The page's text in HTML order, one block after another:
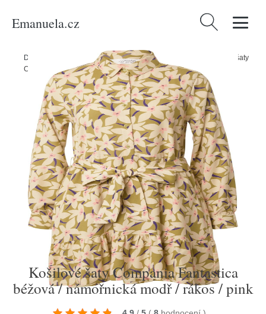
Emanuela.cz Vyhledávání
Domů Ženy/Oblečení/Šaty/
Košilové šaty
Compania Fantastica béžová / námořnická modř / rákos / pink
Košilové šaty Compania Fantastica
béžová / námořnická modř / rákos / pink